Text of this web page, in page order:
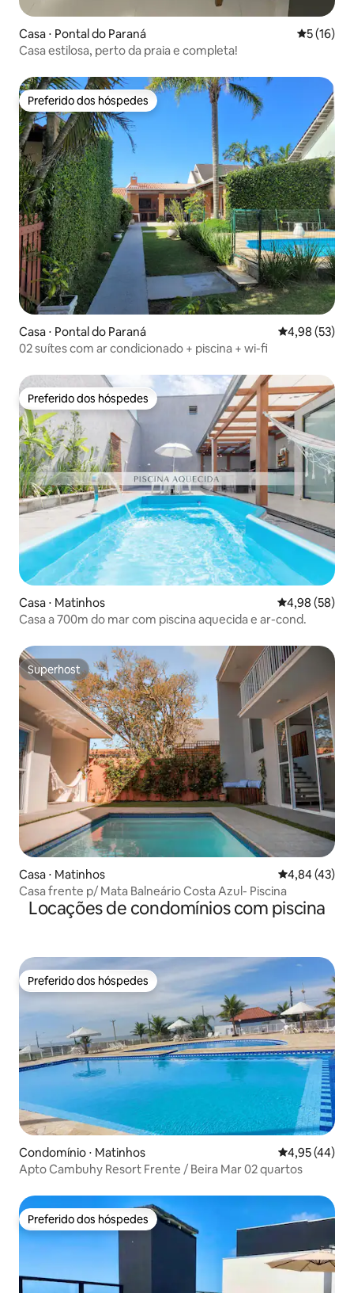
Casa ⋅ Pontal do Paraná 5 de uma
5 (16)
Casa estilosa, perto da praia e completa!
Preferido dos hóspedes
Preferido dos hóspedes
Casa ⋅ Pontal do Paraná 4,98 de uma
4,98 (53)
02 suítes com ar condicionado + piscina + wi-fi
Preferido dos hóspedes
Preferido dos hóspedes
Casa ⋅ Matinhos 4,98 de uma
4,98 (58)
Casa a 700m do mar com piscina aquecida e ar-cond.
Superhost
Superhost
Casa ⋅ Matinhos 4,84 de uma
4,84 (43)
Casa frente p/ Mata Balneário Costa Azul- Piscina
Locações de condomínios com piscina
Preferido dos hóspedes
Preferido dos hóspedes
Condomínio ⋅ Matinhos 4,95 de uma
4,95 (44)
Apto Cambuhy Resort Frente / Beira Mar 02 quartos
Preferido dos hóspedes
Preferido dos hóspedes